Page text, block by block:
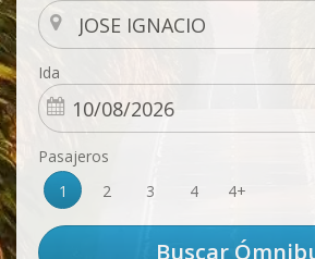
Ida
Pasajeros
1
2 3 4 4+